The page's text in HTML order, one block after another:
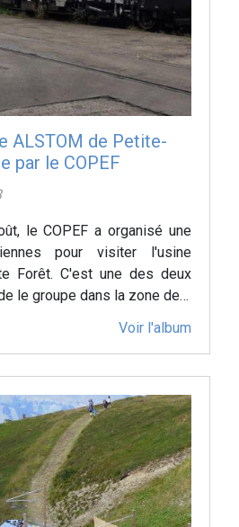
ALSTOM de Petite-
par le COPEF
le COPEF a organisé une
pour visiter l'usine
Forêt. C'est une des deux
le groupe dans la zone de…
Voir l'album